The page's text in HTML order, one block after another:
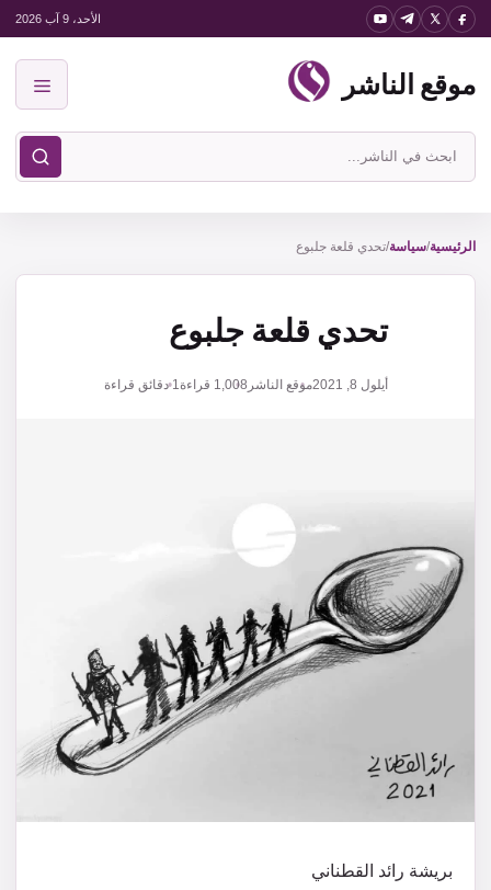
انتقل
المحتوى
الأحد، 9 آب 2026
موقع الناشر
ابحث
في
الناشر
الرئيسية/سياسة/تحدي قلعة جلبوع
تحدي قلعة جلبوع
أيلول 8, 2021 موقع الناشر 1,008 قراءة1 دقائق قراءة
بريشة رائد القطناني